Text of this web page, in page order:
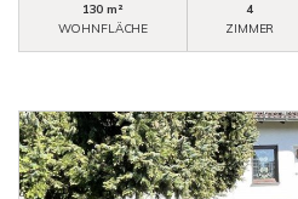
130 m²
WOHNFLÄCHE
4
ZIMMER